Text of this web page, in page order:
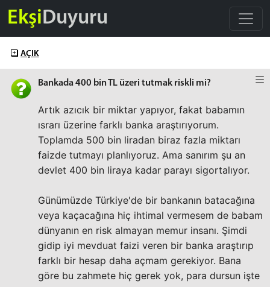
EkşiDuyuru
AÇIK
Bankada 400 bin TL üzeri tutmak riskli mi?
Artık azıcık bir miktar yapıyor, fakat babamın
ısrarı üzerine farklı banka araştırıyorum.
Toplamda 500 bin liradan biraz fazla miktarı
faizde tutmayı planlıyoruz. Ama sanırım şu an
devlet 400 bin liraya kadar parayı sigortalıyor.
Günümüzde Türkiye'de bir bankanın batacağına
veya kaçacağına hiç ihtimal vermesem de babam
dünyanın en risk almayan memur insanı. Şimdi
gidip iyi mevduat faizi veren bir banka araştırıp
farklı bir hesap daha açmam gerekiyor. Bana
göre bu zahmete hiç gerek yok, para dursun işte